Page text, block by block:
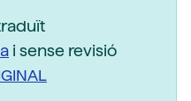
i sense revisió